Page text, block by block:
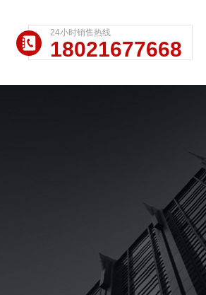
24小时销售热线
18021677668